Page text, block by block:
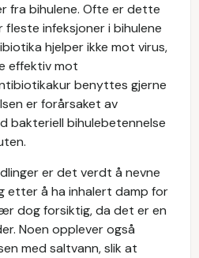
fra bihulene. Ofte er dette
fleste infeksjoner i bihulene
hjelper ikke mot virus,
effektiv mot
benyttes gjerne
er forårsaket av
bakteriell bihulebetennelse
er det verdt å nevne
etter å ha inhalert damp for
dog forsiktig, da det er en
Noen opplever også
med saltvann, slik at